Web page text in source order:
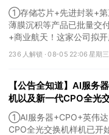
①存储芯片+先进封装+第
薄膜沉积等产品已批量交
+商业航天！这家公司拟
作；③MLCC+光模块+商
用于MLCC相关项目。
236 人解锁 ·08-05 22:06 星期三
【公告全知道】AI服务
机以及新一代CPO全光
①AI服务器+CPO+英伟达
CPO全光交换机样机已